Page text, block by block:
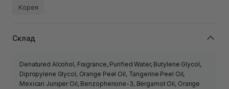
Корея
Склад
Denatured Alcohol, Fragrance, Purified Water, Butylene Glycol,
Dipropylene Glycol, Orange Peel Oil, Tangerine Peel Oil,
Mexican Juniper Oil, Benzophenone-3, Bergamot Oil, Orange